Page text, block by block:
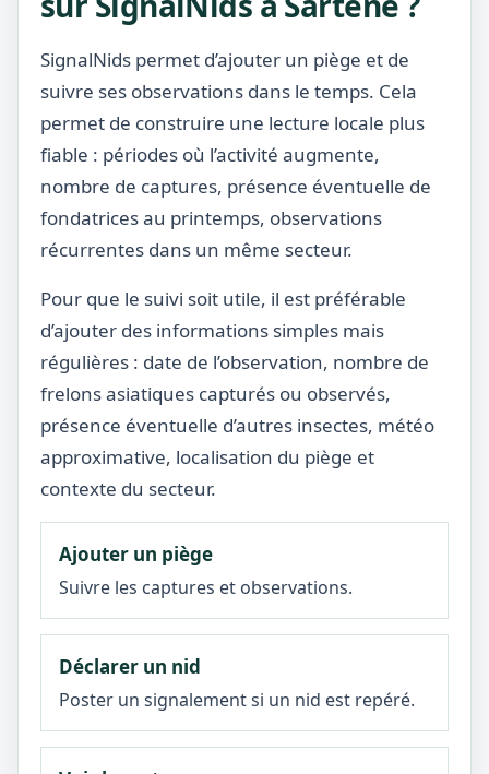
SignalNids permet d’ajouter un piège et de
suivre ses observations dans le temps. Cela
permet de construire une lecture locale plus
fiable : périodes où l’activité augmente,
nombre de captures, présence éventuelle de
fondatrices au printemps, observations
récurrentes dans un même secteur.
Pour que le suivi soit utile, il est préférable
d’ajouter des informations simples mais
régulières : date de l’observation, nombre de
frelons asiatiques capturés ou observés,
présence éventuelle d’autres insectes, météo
approximative, localisation du piège et
contexte du secteur.
Ajouter un piège
Suivre les captures et observations.
Déclarer un nid
Poster un signalement si un nid est repéré.